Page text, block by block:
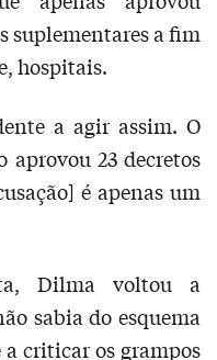
suplementares a fim
hospitais.
a agir assim. O
aprovou 23 decretos
é apenas um
Dilma voltou a
sabia do esquema
criticar os grampos